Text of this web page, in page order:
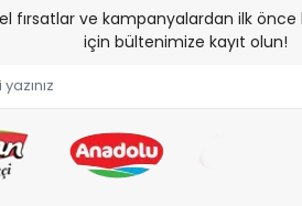
fırsatlar ve kampanyalardan ilk
için bültenimize kayıt olun!